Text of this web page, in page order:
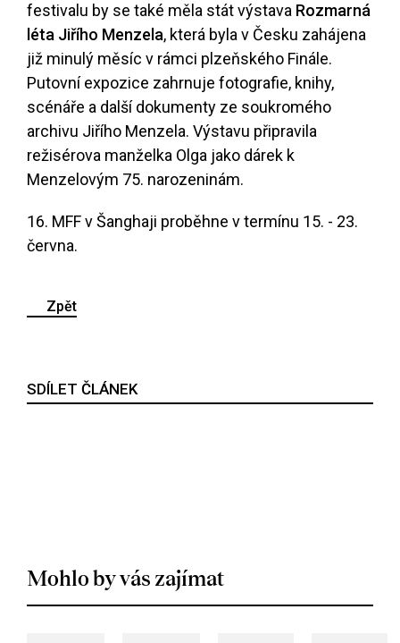
festivalu by se také měla stát výstava Rozmarná
léta Jiřího Menzela, která byla v Česku zahájena
již minulý měsíc v rámci plzeňského Finále.
Putovní expozice zahrnuje fotografie, knihy,
scénáře a další dokumenty ze soukromého
archivu Jiřího Menzela. Výstavu připravila
režisérova manželka Olga jako dárek k
Menzelovým 75. narozeninám.
16. MFF v Šanghaji proběhne v termínu 15. - 23.
června.
Zpět
SDÍLET ČLÁNEK
Mohlo by vás zajímat